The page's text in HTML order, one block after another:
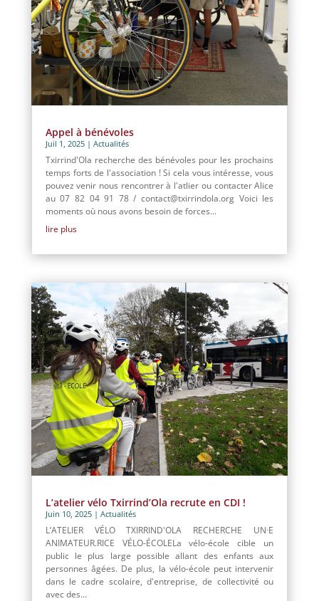
Appel à bénévoles
Juil 1, 2025| Actualités
Txirrind'Ola recherche des bénévoles pour les prochains
temps forts de l'association ! Si cela vous intéresse, vous
pouvez venir nous rencontrer à l'atlier ou contacter Alice
au 07 82 04 91 78 / contact@txirrindola.org Voici les
moments où nous avons besoin de forces...
lire plus
L’atelier vélo Txirrind’Ola recrute en CDI !
Juin 10, 2025| Actualités
L’ATELIER VÉLO TXIRRIND'OLA RECHERCHE UN·E
ANIMATEUR.RICE VÉLO-ÉCOLELa vélo-école cible un
public le plus large possible allant des enfants aux
personnes âgées. De plus, la vélo-école peut intervenir
dans le cadre scolaire, d'entreprise, de collectivité ou
avec des...